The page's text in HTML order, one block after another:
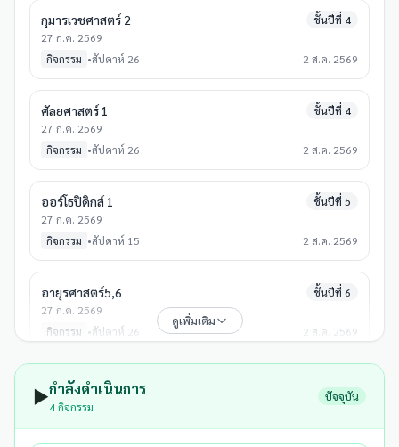
กุมารเวชศาสตร์ 2
27 ก.ค. 2569
ชั้นปีที่ 4
กิจกรรม •สัปดาห์ 26 2 ส.ค. 2569
ศัลยศาสตร์ 1
27 ก.ค. 2569
ชั้นปีที่ 4
กิจกรรม •สัปดาห์ 26 2 ส.ค. 2569
ออร์โธปิดิกส์ 1
27 ก.ค. 2569
ชั้นปีที่ 5
กิจกรรม •สัปดาห์ 15 2 ส.ค. 2569
อายุรศาสตร์5,6
27 ก.ค. 2569
ชั้นปีที่ 6
กิจกรรม •สัปดาห์ 26 2 ส.ค. 2569
กุมารเวชศาสตร์ 2
20 ก.ค. 2569
ดูเพิ่มเติม
▶️กำลังดำเนินการ
4 กิจกรรม
ปัจจุบัน